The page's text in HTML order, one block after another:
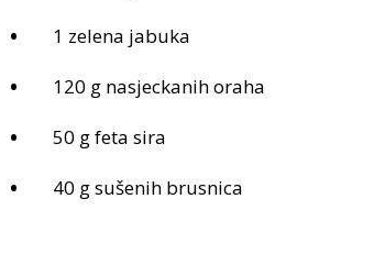
1 zelena jabuka
120 g nasjeckanih oraha
50 g feta sira
40 g sušenih brusnica